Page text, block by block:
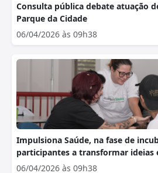
Consulta pública debate atuação
Parque da Cidade
06/04/2026 às 09h38
Impulsiona Saúde, na fase de
participantes a transformar ideias
06/04/2026 às 09h38